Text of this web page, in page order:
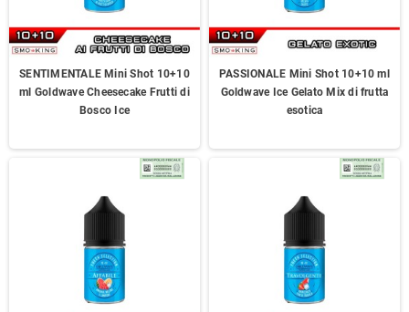
SENTIMENTALE Mini Shot 10+10
ml Goldwave Cheesecake Frutti di
Bosco Ice
PASSIONALE Mini Shot 10+10 ml
Goldwave Ice Gelato Mix di frutta
esotica